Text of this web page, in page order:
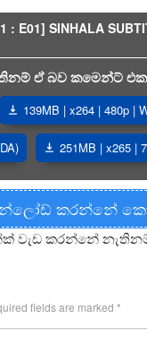
: E01] SINHALA
ඒ බව කමෙන්ට්
139MB | x264 | 480p |
251MB | x265 |
කරන්නේ
වැඩ කරන්නේ
fields are marked *